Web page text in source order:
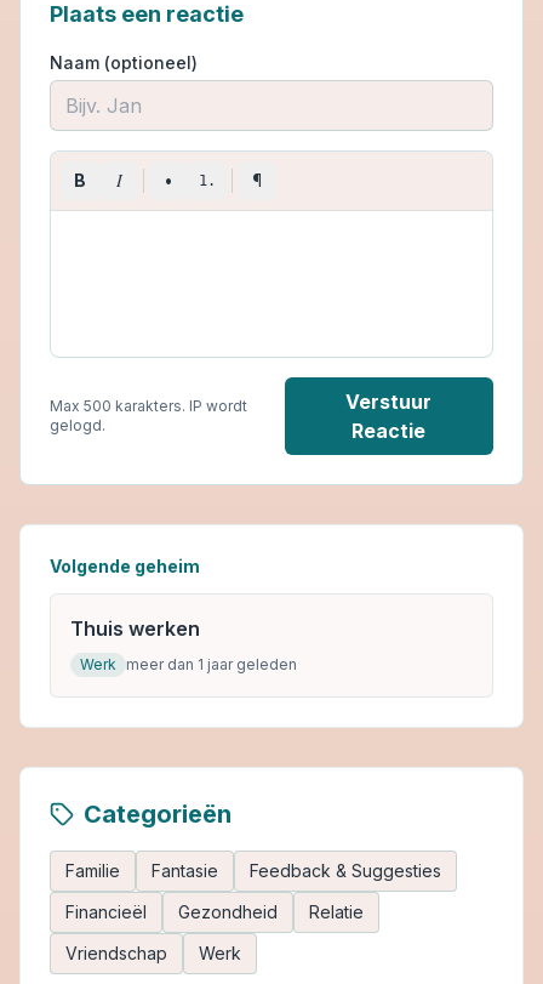
Plaats een reactie
Naam (optioneel)
B I • 1. ¶
Max 500 karakters. IP wordt
gelogd.
Verstuur
Reactie
Volgende geheim
Thuis werken
Werk meer dan 1 jaar geleden
Categorieën
Familie Fantasie
Feedback & Suggesties
Financieël
Gezondheid
Relatie
Vriendschap
Werk